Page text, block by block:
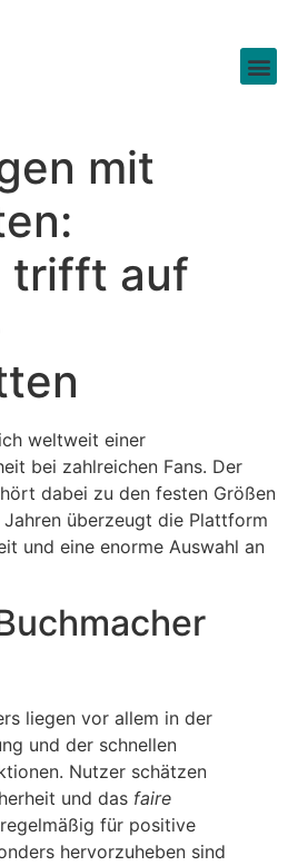
mit
trifft auf
weltweit einer
bei zahlreichen Fans. Der
dabei zu den festen Größen
überzeugt die Plattform
und eine enorme Auswahl an
liegen vor allem in der
und der schnellen
Nutzer schätzen
und das faire
für positive
hervorzuheben sind